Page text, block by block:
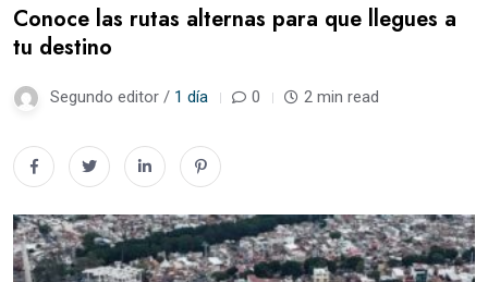
Conoce las rutas alternas para que llegues a
tu destino
Segundo editor / 1 día 0 2 min read